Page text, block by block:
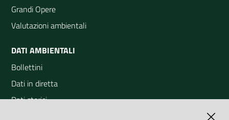
Grandi Opere
Valutazioni ambientali
DATI AMBIENTALI
Bollettini
Dati in diretta
Dati storici